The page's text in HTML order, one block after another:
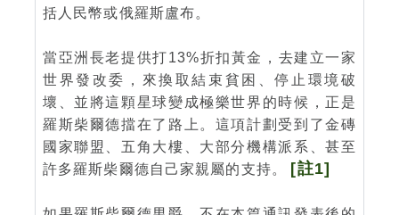
括人民幣或俄羅斯盧布。
當亞洲長老提供打13%折扣黃金，去建立一家
世界發改委，來換取結束貧困、停止環境破
壞、並將這顆星球變成極樂世界的時候，正是
羅斯柴爾德擋在了路上。這項計劃受到了金磚
國家聯盟、五角大樓、大部分機構派系、甚至
許多羅斯柴爾德自己家親屬的支持。
[註1]